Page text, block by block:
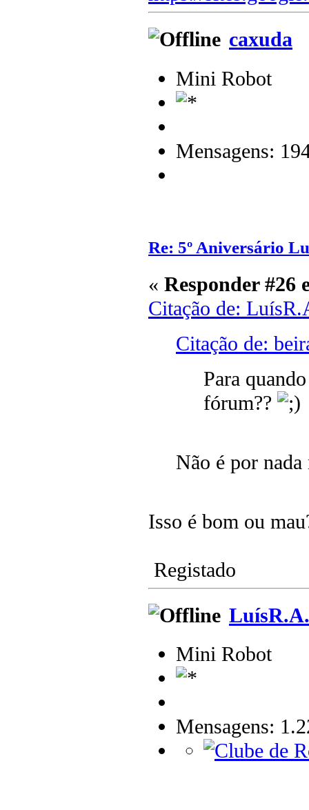
caxuda
Mini Robot
Mensagens:
Re: 5º Aniversário
« Responder #26
Citação de:
Citação de:
Para
fórum??
Não é por
Isso é bom ou
Registado
LuísR.A.
Mini Robot
Mensagens: